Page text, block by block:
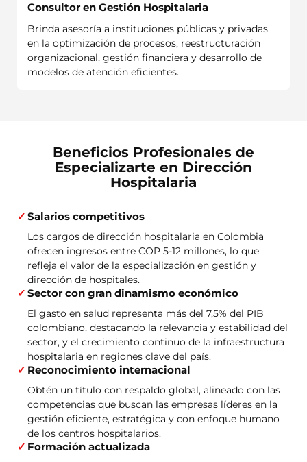
Consultor en Gestión Hospitalaria
Brinda asesoría a instituciones públicas y privadas
en la optimización de procesos, reestructuración
organizacional, gestión financiera y desarrollo de
modelos de atención eficientes.
Beneficios Profesionales de
Especializarte en Dirección
Hospitalaria
Salarios competitivos
Los cargos de dirección hospitalaria en Colombia
ofrecen ingresos entre COP 5-12 millones, lo que
refleja el valor de la especialización en gestión y
dirección de hospitales.
Sector con gran dinamismo económico
El gasto en salud representa más del 7,5% del PIB
colombiano, destacando la relevancia y estabilidad del
sector, y el crecimiento continuo de la infraestructura
hospitalaria en regiones clave del país.
Reconocimiento internacional
Obtén un título con respaldo global, alineado con las
competencias que buscan las empresas líderes en la
gestión eficiente, estratégica y con enfoque humano
de los centros hospitalarios.
Formación actualizada